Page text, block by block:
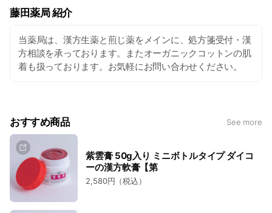
藤田薬局 紹介
当薬局は、漢方生薬と煎じ薬をメインに、処方箋受付・漢
方相談を承っております。またオーガニックコットンの肌
着も扱っております。お気軽にお問い合わせください。
おすすめ商品 See more
紫雲膏 50g入り ミニボトルタイプ ダイコ
ーの漢方軟膏【第
2,580円（税込）